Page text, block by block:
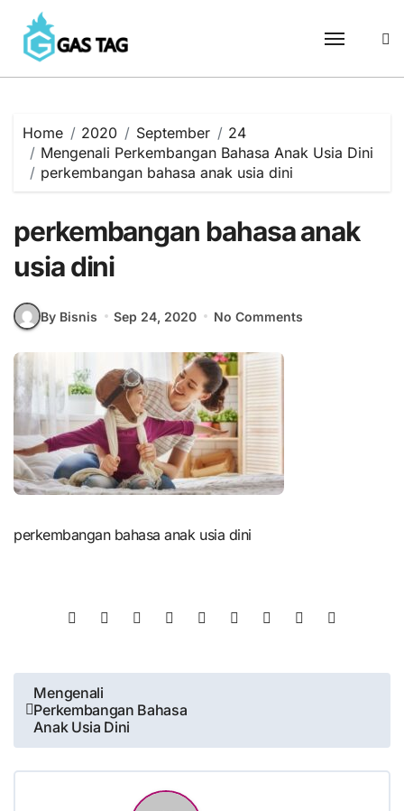
content
Home 2020 September
24
Mengenali Perkembangan Bahasa Anak Usia Dini
perkembangan bahasa anak usia dini
perkembangan bahasa anak
usia dini
By Bisnis Sep 24, 2020 No Comments
perkembangan bahasa anak usia dini
Post
navigation
Mengenali
Perkembangan Bahasa
Anak Usia Dini